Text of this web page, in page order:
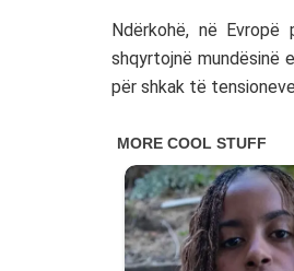
Ndërkohë, në
shqyrtojnë mundësinë
për shkak të